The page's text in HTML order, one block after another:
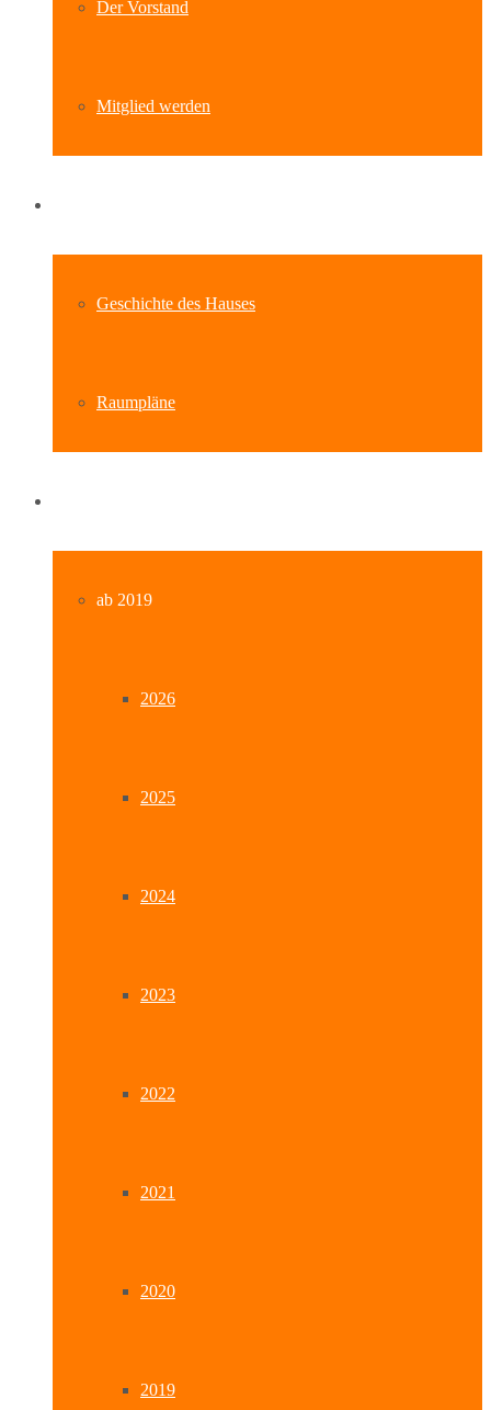
Der Vorstand
Mitglied werden
Geschichte des Hauses
Raumpläne
ab 2019
2026
2025
2024
2023
2022
2021
2020
2019